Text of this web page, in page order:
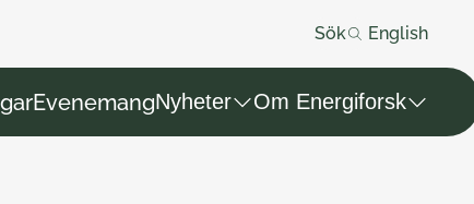
Sök English
EvenemangNyheter Om Energiforsk